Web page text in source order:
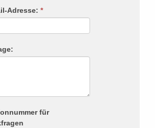
Adresse: *
für